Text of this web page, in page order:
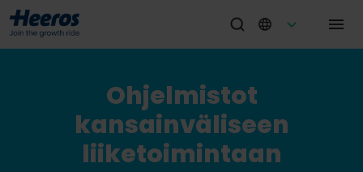
Ohjelmistot
kansainväliseen
liiketoimintaan